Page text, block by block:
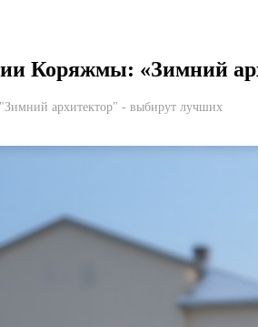
Коряжмы: «Зимний
архитектор" - выбирут лучших